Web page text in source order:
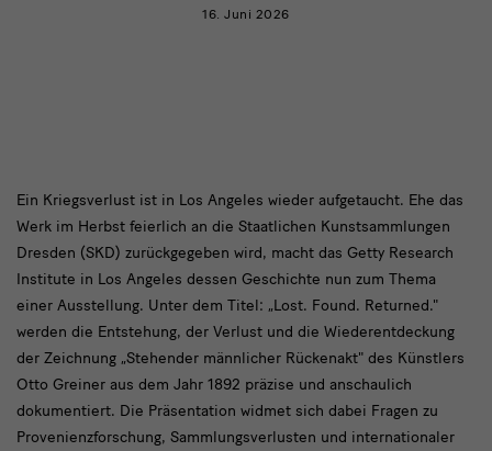
Rahmen
16. Juni 2026
Kriegsverlust
Ein Kriegsverlust ist in Los Angeles wieder aufgetaucht. Ehe das
Werk im Herbst feierlich an die Staatlichen Kunstsammlungen
Dresden (SKD) zurückgegeben wird, macht das Getty Research
Institute in Los Angeles dessen Geschichte nun zum Thema
einer Ausstellung. Unter dem Titel: „Lost. Found. Returned."
werden die Entstehung, der Verlust und die Wiederentdeckung
der Zeichnung „Stehender männlicher Rückenakt" des Künstlers
Otto Greiner aus dem Jahr 1892 präzise und anschaulich
dokumentiert. Die Präsentation widmet sich dabei Fragen zu
Provenienzforschung, Sammlungsverlusten und internationaler